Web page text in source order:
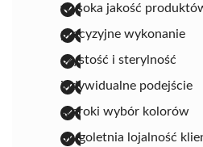
wysoka jakość
precyzyjne wykonanie
czystość i sterylność
indywidualne podejście
szeroki wybór kolorów
długoletnia lojalność